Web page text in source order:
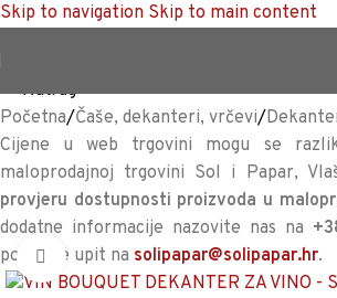
Skip to navigation Skip to main content
<<Natrag
Početna/Čaše, dekanteri, vrčevi/
Cijene u web trgovini mogu se
maloprodajnoj trgovini Sol i Papar,
provjeru dostupnosti proizvoda u
dodatne informacije nazovite nas na
pošaljite upit na solipapar@solipapar.hr.
Povećaj sliku